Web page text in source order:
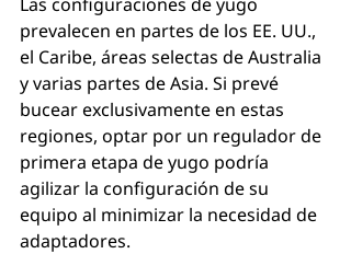
prevalecen en partes de los EE. UU.,
el Caribe, áreas selectas de Australia
y varias partes de Asia. Si prevé
bucear exclusivamente en estas
regiones, optar por un regulador de
primera etapa de yugo podría
agilizar la configuración de su
equipo al minimizar la necesidad de
adaptadores.